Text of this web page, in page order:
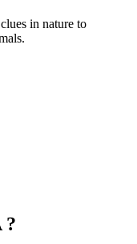
in nature to
?